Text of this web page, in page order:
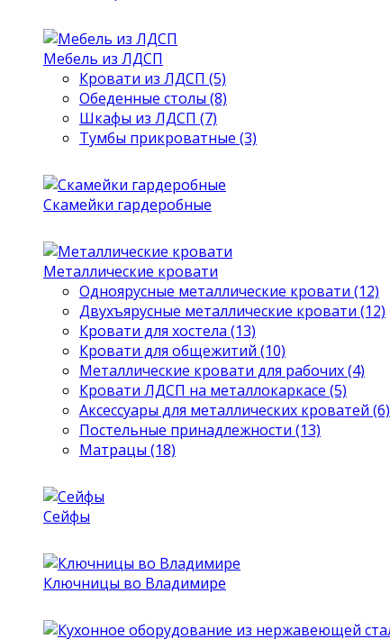
Мебель из ЛДСП
Кровати из ЛДСП (5)
Обеденные столы (8)
Шкафы из ЛДСП (7)
Тумбы прикроватные (3)
Скамейки гардеробные
Металлические кровати
Одноярусные металлические кровати (12)
Двухъярусные металлические кровати (12)
Кровати для хостела (13)
Кровати для общежитий (10)
Металлические кровати для рабочих (4)
Кровати ЛДСП на металлокаркасе (5)
Аксессуары для металлических кроватей (6)
Постельные принадлежности (13)
Матрацы (18)
Сейфы
Ключницы во Владимире